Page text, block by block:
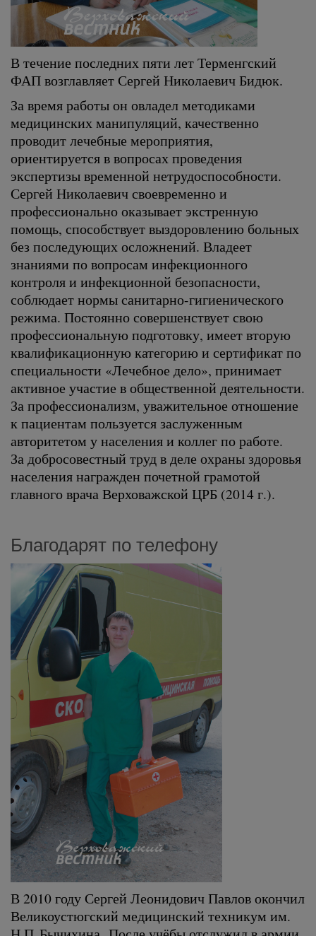
В течение последних пяти лет Терменгский
ФАП возглавляет Сергей Николаевич Бидюк.
За время работы он овладел методиками
медицинских манипуляций, качественно
проводит лечебные мероприятия,
ориентируется в вопросах проведения
экспертизы временной нетрудоспособности.
Сергей Николаевич своевременно и
профессионально оказывает экстренную
помощь, способствует выздоровлению больных
без последующих осложнений. Владеет
знаниями по вопросам инфекционного
контроля и инфекционной безопасности,
соблюдает нормы санитарно-гигиенического
режима. Постоянно совершенствует свою
профессиональную подготовку, имеет вторую
квалификационную категорию и сертификат по
специальности «Лечебное дело», принимает
активное участие в общественной деятельности.
За профессионализм, уважительное отношение
к пациентам пользуется заслуженным
авторитетом у населения и коллег по работе.
За добросовестный труд в деле охраны здоровья
населения награжден почетной грамотой
главного врача Верховажской ЦРБ (2014 г.).
Благодарят по телефону
В 2010 году Сергей Леонидович Павлов окончил
Великоустюгский медицинский техникум им.